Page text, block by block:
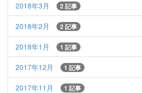
2018年3月 2 記事
2018年2月 2 記事
2018年1月 1 記事
2017年12月 1 記事
2017年11月 1 記事